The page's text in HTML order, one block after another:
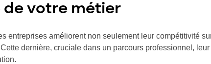
de votre métier
entreprises améliorent non seulement leur compétitivité
dernière, cruciale dans un parcours professionnel,